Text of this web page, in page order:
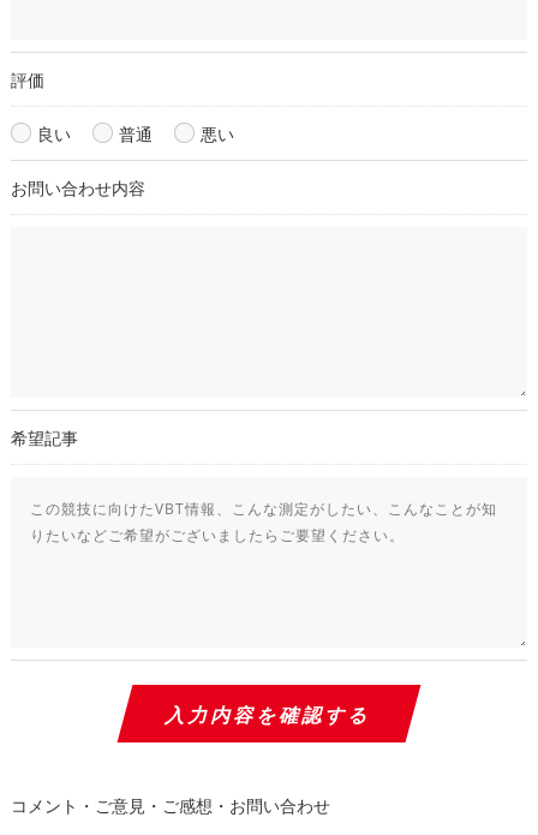
個人情報の開示･訂正･削除・利用停止の具体的手続きにつきま
しては、お電話でお問合せ下さい。
評価
良い 普通 悪い
お問い合わせ内容
希望記事
コメント・ご意見・ご感想・お問い合わせ